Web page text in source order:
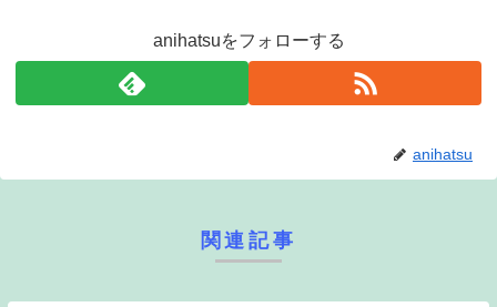
anihatsuをフォローする
anihatsu
関連記事